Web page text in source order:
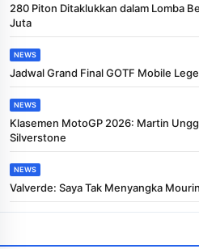
280 Piton Ditaklukkan dalam Lomba
Juta
NEWS
Jadwal Grand Final GOTF Mobile
NEWS
Klasemen MotoGP 2026: Martin
Silverstone
NEWS
Valverde: Saya Tak Menyangka